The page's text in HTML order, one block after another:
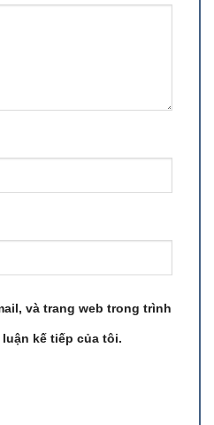
và trang web trong trình
kế tiếp của tôi.